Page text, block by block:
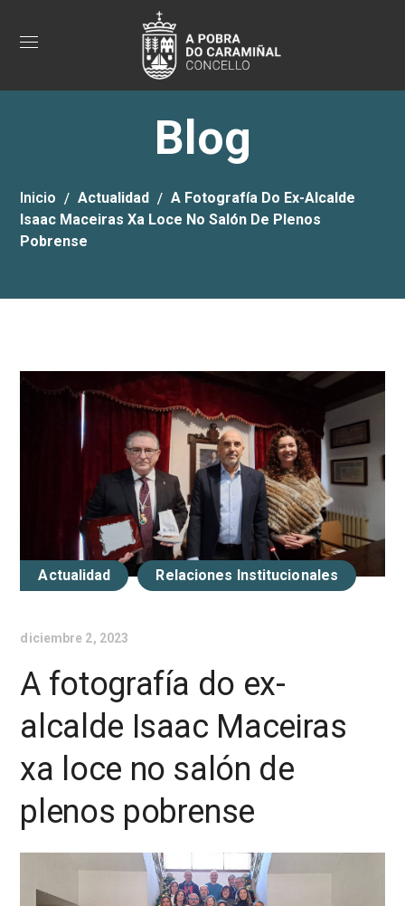
Blog
Inicio Actualidad
A Fotografía Do Ex-Alcalde
Isaac Maceiras Xa Loce No Salón De Plenos
Pobrense
Actualidad Relaciones Institucionales
diciembre 2, 2023
A fotografía do ex-
alcalde Isaac Maceiras
xa loce no salón de
plenos pobrense